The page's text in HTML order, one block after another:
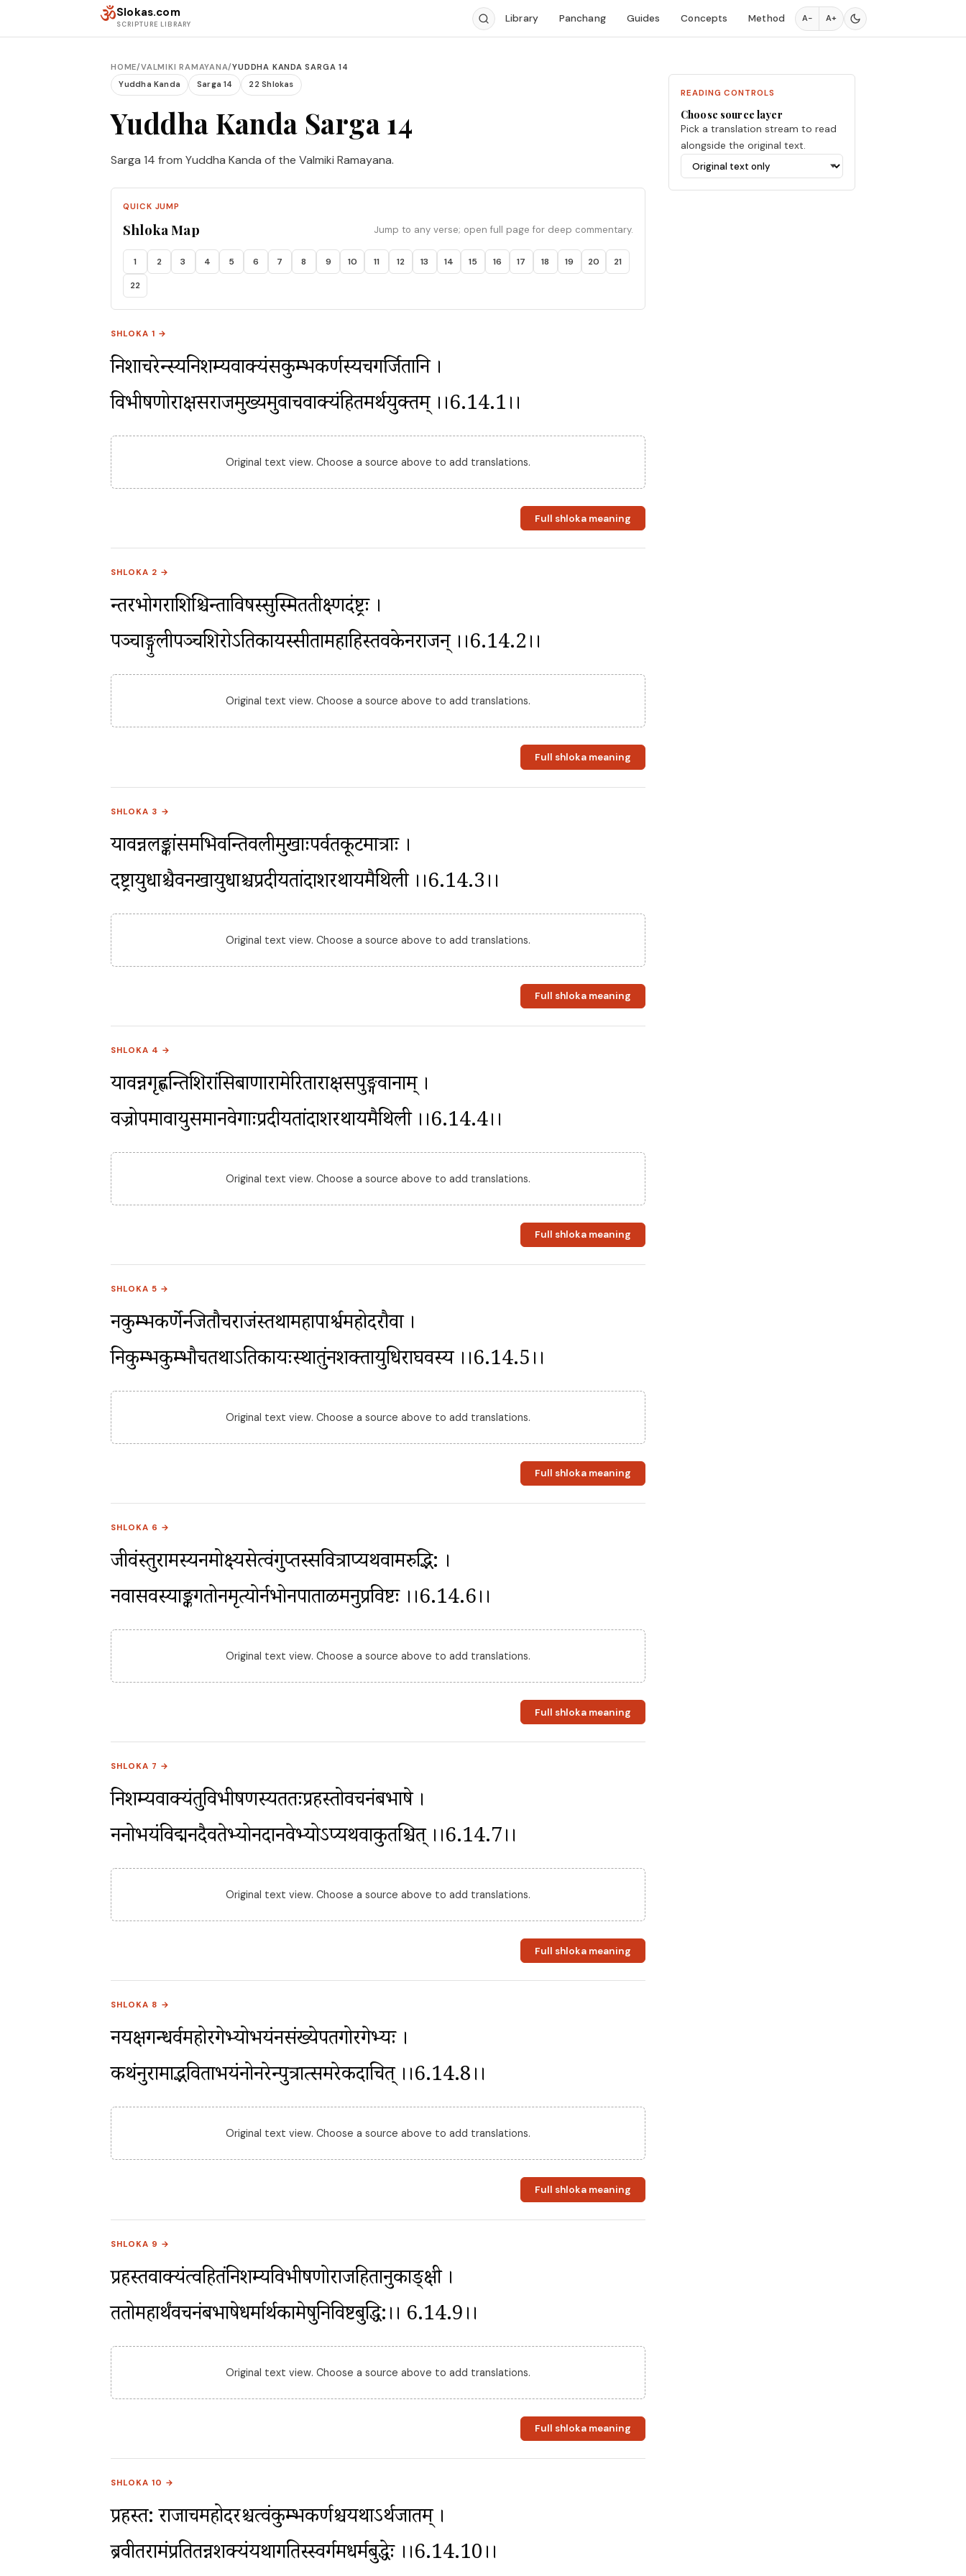
ॐSlokas.com
SCRIPTURE LIBRARY Library Panchang Guides Concepts Method A− A+
HOME/VALMIKI RAMAYANA/YUDDHA KANDA SARGA 14
Yuddha Kanda
Sarga 14 22 Shlokas
Yuddha Kanda Sarga 14
Sarga 14 from Yuddha Kanda of the Valmiki Ramayana.
QUICK JUMP
Shloka Map Jump to any verse; open full page for deep commentary.
1 2 3 4 5 6 7 8 9 10 11 12 13 14 15 16 17 18 19 20 21
22
SHLOKA 1 →
निशाचरेन्द्रस्यनिशम्यवाक्यंसकुम्भकर्णस्यचगर्जितानि ।
विभीषणोराक्षसराजमुख्यमुवाचवाक्यंहितमर्थयुक्तम् ।।6.14.1।।
Original text view. Choose a source above to add translations.
Full shloka meaning
SHLOKA 2 →
न्तरभोगराशिश्चिन्ताविषस्सुस्मिततीक्ष्णदंष्ट्रः ।
पञ्चाङ्गुलीपञ्चशिरोऽतिकायस्सीतामहाहिस्तवकेनराजन् ।।6.14.2।।
Original text view. Choose a source above to add translations.
Full shloka meaning
SHLOKA 3 →
यावन्नलङ्कांसमभिद्रवन्तिवलीमुखाःपर्वतकूटमात्राः ।
दष्ट्रायुधाश्चैवनखायुधाश्चप्रदीयतांदाशरथायमैथिली ।।6.14.3।।
Original text view. Choose a source above to add translations.
Full shloka meaning
SHLOKA 4 →
यावन्नगृह्णन्तिशिरांसिबाणारामेरिताराक्षसपुङ्गवानाम् ।
वज्रोपमावायुसमानवेगाःप्रदीयतांदाशरथायमैथिली ।।6.14.4।।
Original text view. Choose a source above to add translations.
Full shloka meaning
SHLOKA 5 →
नकुम्भकर्णेन्द्रजितौचराजंस्तथामहापार्श्वमहोदरौवा ।
निकुम्भकुम्भौचतथाऽतिकायःस्थातुंनशक्तायुधिराघवस्य ।।6.14.5।।
Original text view. Choose a source above to add translations.
Full shloka meaning
SHLOKA 6 →
जीवंस्तुरामस्यनमोक्ष्यसेत्वंगुप्तस्सवित्राप्यथवामरुद्भि: ।
नवासवस्याङ्कगतोनमृत्योर्नभोनपाताळमनुप्रविष्टः ।।6.14.6।।
Original text view. Choose a source above to add translations.
Full shloka meaning
SHLOKA 7 →
निशम्यवाक्यंतुविभीषणस्यततःप्रहस्तोवचनंबभाषे ।
ननोभयंविद्मनदैवतेभ्योनदानवेभ्योऽप्यथवाकुतश्चित् ।।6.14.7।।
Original text view. Choose a source above to add translations.
Full shloka meaning
SHLOKA 8 →
नयक्षगन्धर्वमहोरगेभ्योभयंनसंख्येपतगोरगेभ्यः ।
कथंनुरामाद्भविताभयंनोनरेन्द्रपुत्रात्समरेकदाचित् ।।6.14.8।।
Original text view. Choose a source above to add translations.
Full shloka meaning
SHLOKA 9 →
प्रहस्तवाक्यंत्वहितंनिशम्यविभीषणोराजहितानुकाङ्क्षी ।
ततोमहार्थंवचनंबभाषेधर्मार्थकामेषुनिविष्टबुद्धि:।। 6.14.9।।
Original text view. Choose a source above to add translations.
Full shloka meaning
SHLOKA 10 →
प्रहस्त: राजाचमहोदरश्चत्वंकुम्भकर्णश्चयथाऽर्थजातम् ।
ब्रवीतरामंप्रतितन्नशक्यंयथागतिस्स्वर्गमधर्मबुद्धेः ।।6.14.10।।
READING CONTROLS
Choose source layer
Pick a translation stream to read
alongside the original text.